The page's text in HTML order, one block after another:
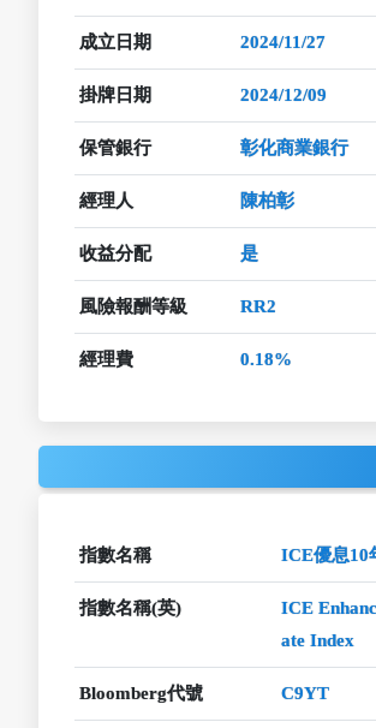
成立日期 2024/11/27
掛牌日期 2024/12/09
保管銀行 彰化商業銀行
經理人 陳柏彰
收益分配 是
風險報酬等級 RR2
經理費 0.18%
指數名稱 ICE優息10
指數名稱(英)
ICE
ate Index
Bloomberg代號 C9YT